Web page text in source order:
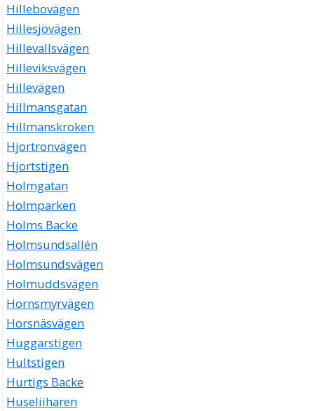
Hillebovägen
Hillesjövägen
Hillevallsvägen
Hilleviksvägen
Hillevägen
Hillmansgatan
Hillmanskroken
Hjortronvägen
Hjortstigen
Holmgatan
Holmparken
Holms Backe
Holmsundsallén
Holmsundsvägen
Holmuddsvägen
Hornsmyrvägen
Horsnäsvägen
Huggarstigen
Hultstigen
Hurtigs Backe
Huseliiharen